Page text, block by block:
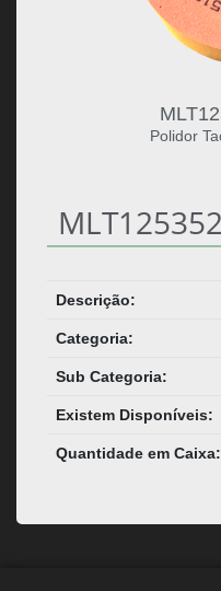
Polidor
Descrição:
Categoria:
Sub Categoria:
Existem Disponíveis:
Quantidade em Caixa: